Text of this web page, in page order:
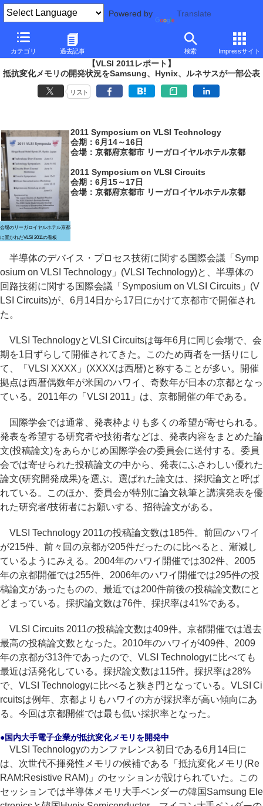
Powered by Translate
カテゴリ 過去記事 検索 Impressサイト
PC Watch イベント
【VLSI 2011レポート】
抵抗変化メモリの開発状況をSamsung、Hynix、ルネサスが一部公表
リスト
会場のリーガロイヤルホテル京都
に置かれたVLSI 2011の看板
2011 Symposium on VLSI Technology
会期：6月14～16日
会場：京都府京都市 リーガロイヤルホテル京都
2011 Symposium on VLSI Circuits
会期：6月15～17日
会場：京都府京都市 リーガロイヤルホテル京都
半導体のデバイス・プロセス技術に関する国際会議「Symp
osium on VLSI Technology」(VLSI Technology)と、半導体の
回路技術に関する国際会議「Symposium on VLSI Circuits」(V
LSI Circuits)が、6月14日から17日にかけて京都市で開催され
た。
VLSI TechnologyとVLSI Circuitsは毎年6月に同じ会場で、会
期を1日ずらして開催されてきた。このため両者を一括りにし
て、「VLSI XXXX」(XXXXは西暦)と称することが多い。開催
拠点は西暦偶数年が米国のハワイ、奇数年が日本の京都となっ
ている。2011年の「VLSI 2011」は、京都開催の年である。
国際学会では通常、発表枠よりも多くの希望が寄せられる。
発表を希望する研究者や技術者などは、発表内容をまとめた論
文(投稿論文)をあらかじめ国際学会の委員会に送付する。委員
会では寄せられた投稿論文の中から、発表にふさわしい優れた
論文(研究開発成果)を選ぶ。選ばれた論文は、採択論文と呼ば
れている。このほか、委員会が特別に論文執筆と講演発表を優
れた研究者/技術者にお願いする、招待論文がある。
VLSI Technology 2011の投稿論文数は185件。前回のハワイ
が215件、前々回の京都が205件だったのに比べると、漸減し
ているようにみえる。2004年のハワイ開催では302件、2005
年の京都開催では255件、2006年のハワイ開催では295件の投
稿論文があったものの、最近では200件前後の投稿論文数にと
どまっている。採択論文数は76件、採択率は41%である。
VLSI Circuits 2011の投稿論文数は409件。京都開催では過去
最高の投稿論文数となった。2010年のハワイが409件、2009
年の京都が313件であったので、VLSI Technologyに比べても
最近は活発化している。採択論文数は115件。採択率は28%
で、VLSI Technologyに比べると狭き門となっている。VLSI Ci
rcuitsは例年、京都よりもハワイの方が採択率が高い傾向にあ
る。今回は京都開催では最も低い採択率となった。
●国内大手電子企業が抵抗変化メモリを開発中
VLSI Technologyのカンファレンス初日である6月14日に
は、次世代不揮発性メモリの候補である「抵抗変化メモリ(Re
RAM:Resistive RAM)」のセッションが設けられていた。この
セッションでは半導体メモリ大手ベンダーの韓国Samsung Ele